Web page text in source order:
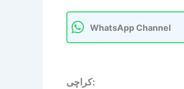
WhatsApp Channel
کراچی: